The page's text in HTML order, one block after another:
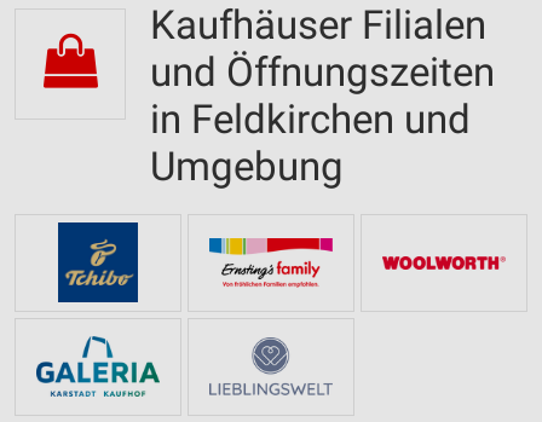
Kaufhäuser Filialen
und Öffnungszeiten
in Feldkirchen und
Umgebung